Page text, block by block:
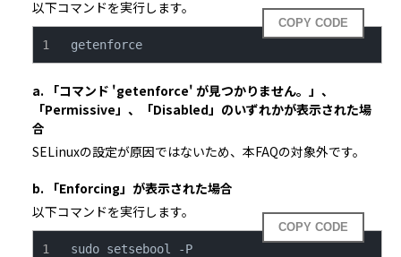
以下コマンドを実行します。
COPY CODE
getenforce
a. 「コマンド 'getenforce' が見つかりません。」、
「Permissive」、「Disabled」のいずれかが表示された場
合
SELinuxの設定が原因ではないため、本FAQの対象外です。
b. 「Enforcing」が表示された場合
以下コマンドを実行します。
COPY CODE
sudo setsebool -P